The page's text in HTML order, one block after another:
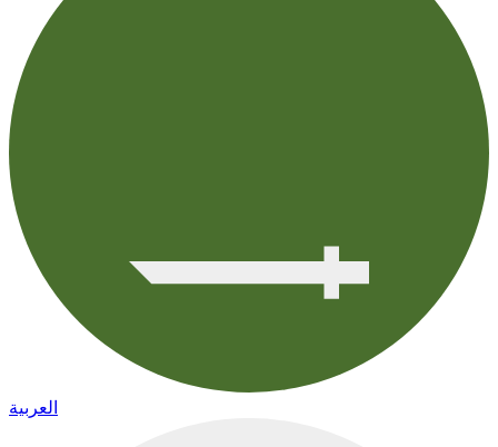
العربية